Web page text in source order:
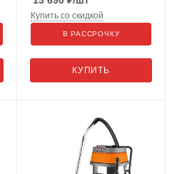
КУПИТЬ
Купить со скидкой
В РАССРОЧКУ